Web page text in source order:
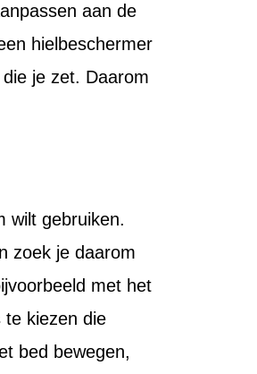
aan de
hielbeschermer
je zet. Daarom
wilt gebruiken.
zoek je daarom
met het
te kiezen die
bed bewegen,